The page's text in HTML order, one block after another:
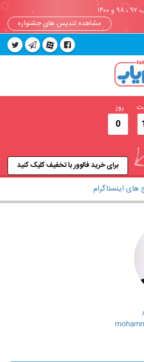
مشاهده تندیس های جشنواره
0
روز
برای خرید فالوور با تخفیف کلیک کنید
های اینستاگرام